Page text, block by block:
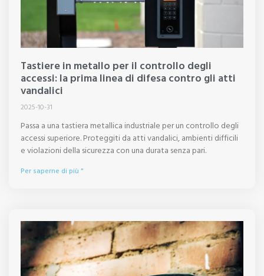
Tastiere in metallo per il controllo degli
accessi: la prima linea di difesa contro gli atti
vandalici
2025-10-31
Passa a una tastiera metallica industriale per un controllo degli
accessi superiore. Proteggiti da atti vandalici, ambienti difficili
e violazioni della sicurezza con una durata senza pari.
Per saperne di più "